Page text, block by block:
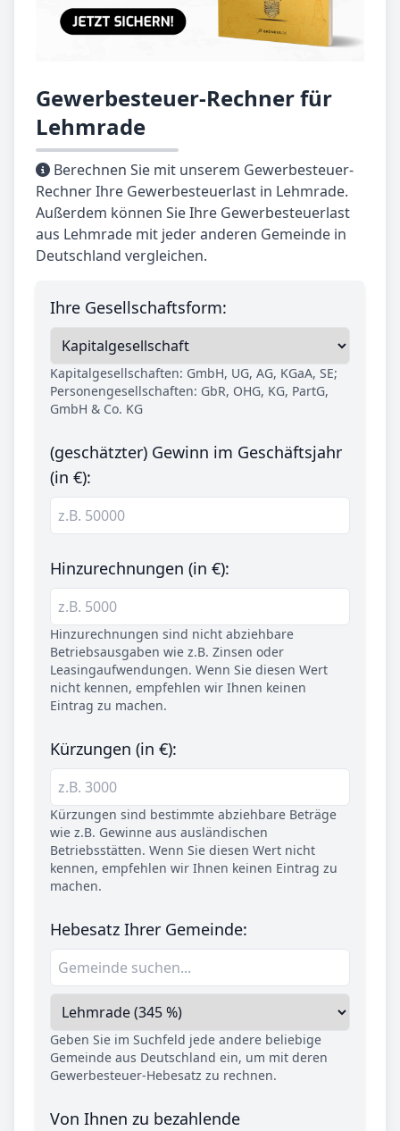
Gewerbesteuer-Rechner für
Lehmrade
Berechnen Sie mit unserem Gewerbesteuer-
Rechner Ihre Gewerbesteuerlast in Lehmrade.
Außerdem können Sie Ihre Gewerbesteuerlast
aus Lehmrade mit jeder anderen Gemeinde in
Deutschland vergleichen.
Ihre Gesellschaftsform:
Kapitalgesellschaften: GmbH, UG, AG, KGaA, SE;
Personengesellschaften: GbR, OHG, KG, PartG,
GmbH & Co. KG
(geschätzter) Gewinn im Geschäftsjahr
(in €):
Hinzurechnungen (in €):
Hinzurechnungen sind nicht abziehbare
Betriebsausgaben wie z.B. Zinsen oder
Leasingaufwendungen. Wenn Sie diesen Wert
nicht kennen, empfehlen wir Ihnen keinen
Eintrag zu machen.
Kürzungen (in €):
Kürzungen sind bestimmte abziehbare Beträge
wie z.B. Gewinne aus ausländischen
Betriebsstätten. Wenn Sie diesen Wert nicht
kennen, empfehlen wir Ihnen keinen Eintrag zu
machen.
Hebesatz Ihrer Gemeinde:
Geben Sie im Suchfeld jede andere beliebige
Gemeinde aus Deutschland ein, um mit deren
Gewerbesteuer-Hebesatz zu rechnen.
Von Ihnen zu bezahlende